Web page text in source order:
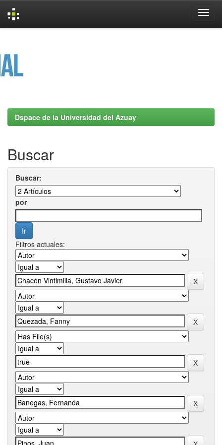
Dspace de la Universidad del Azuay
Buscar
Buscar:
por
Filtros actuales: